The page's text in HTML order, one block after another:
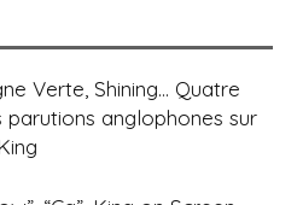
Verte, Shining… Quatre
parutions anglophones sur